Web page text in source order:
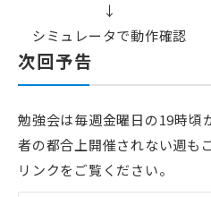
↓
シミュレータで動作確認
次回予告
勉強会は毎週金曜日の19時頃
者の都合上開催されない週も
リンクをご覧ください。